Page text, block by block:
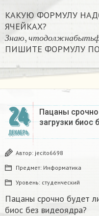
КАКУЮ ФОРМУЛУ
ЯЧЕЙКАХ?
З н а ю чт о д олжна быть
З наю,чтодо ы о
ПИШИТЕ ФОРМУЛУ
24
ДЕКАБРЬ
Пацаны срочно
загрузки биос
Автор: jecito6698
Предмет: Информатика
Уровень: студенческий
Пацаны срочно будет
биос без видеоядра?​